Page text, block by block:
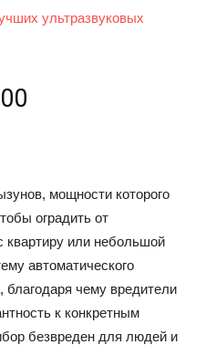
ультразвуковых
мощности которого
оградить от
или небольшой
автоматического
благодаря чему вредители
к конкретным
безвреден для людей и